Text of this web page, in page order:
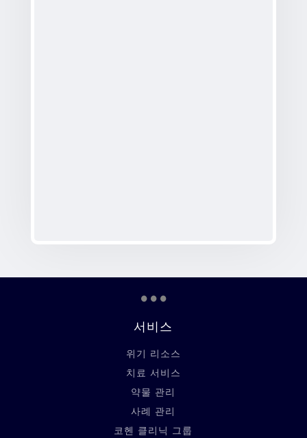
...
서비스
위기 리소스
치료 서비스
약물 관리
사례 관리
코헨 클리닉 그룹